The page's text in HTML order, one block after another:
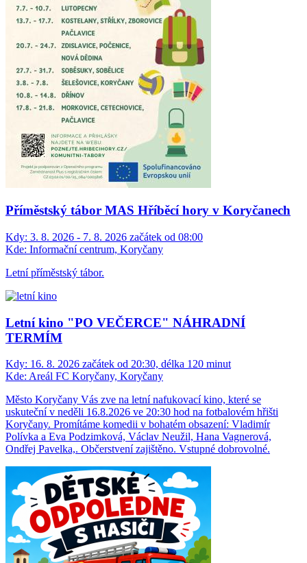
Příměstský tábor MAS Hříběcí hory v Koryčanech
Kdy: 3. 8. 2026 - 7. 8. 2026 začátek od 08:00
Kde: Informační centrum, Koryčany
Letní příměstský tábor.
Letní kino "PO VEČERCE" NÁHRADNÍ
TERMÍM
Kdy: 16. 8. 2026 začátek od 20:30, délka 120 minut
Kde: Areál FC Koryčany, Koryčany
Město Koryčany Vás zve na letní nafukovací kino, které se
uskuteční v neděli 16.8.2026 ve 20:30 hod na fotbalovém hřišti
Koryčany. Promítáme komedii v bohatém obsazení: Vladimír
Polívka a Eva Podzimková, Václav Neužil, Hana Vagnerová,
Ondřej Pavelka,. Občerstvení zajištěno. Vstupné dobrovolné.